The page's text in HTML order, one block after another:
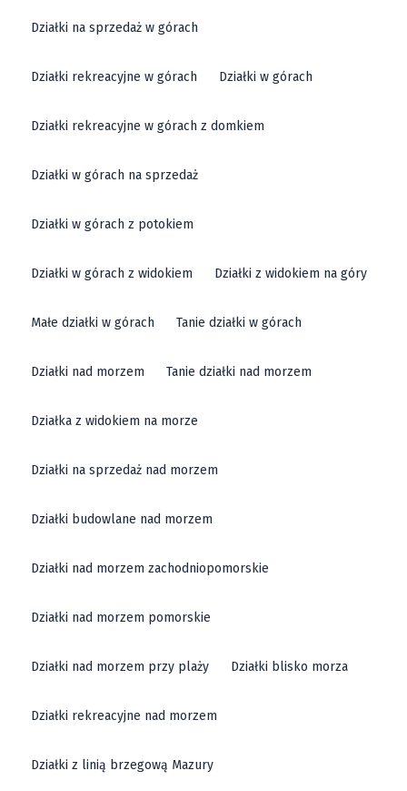
Działki na sprzedaż w górach
Działki rekreacyjne w górach Działki w górach
Działki rekreacyjne w górach z domkiem
Działki w górach na sprzedaż
Działki w górach z potokiem
Działki w górach z widokiem Działki z widokiem na góry
Małe działki w górach Tanie działki w górach
Działki nad morzem Tanie działki nad morzem
Działka z widokiem na morze
Działki na sprzedaż nad morzem
Działki budowlane nad morzem
Działki nad morzem zachodniopomorskie
Działki nad morzem pomorskie
Działki nad morzem przy plaży Działki blisko morza
Działki rekreacyjne nad morzem
Działki z linią brzegową Mazury